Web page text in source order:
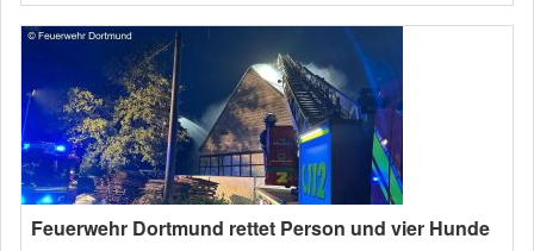
Feuerwehr Dortmund rettet Person und vier Hunde